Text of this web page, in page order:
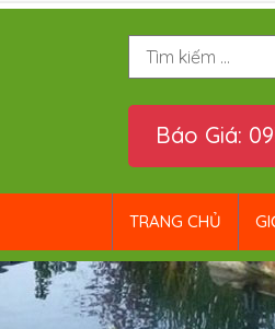
Báo Giá:
TRANG CHỦ